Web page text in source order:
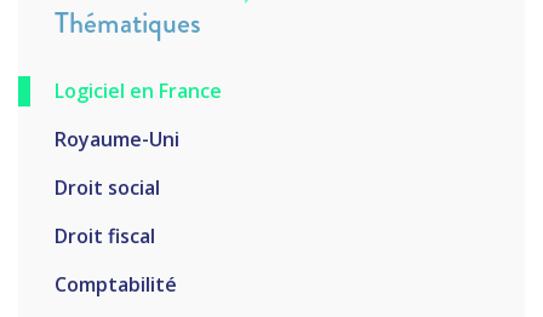
Thématiques
Logiciel en France
Royaume-Uni
Droit social
Droit fiscal
Comptabilité